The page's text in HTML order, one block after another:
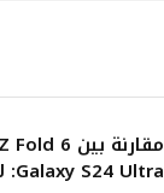
Galaxy S24 Ultra: لا تخطئ